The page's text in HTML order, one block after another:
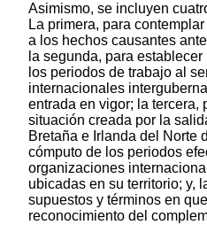
Asimismo, se incluyen
La primera, para
a los hechos causantes
la segunda, para
los periodos de trabajo al
internacionales
entrada en vigor; la tercera,
situación creada por la
Bretaña e Irlanda del Norte
cómputo de los periodos
organizaciones
ubicadas en su territorio; y,
supuestos y términos en
reconocimiento del